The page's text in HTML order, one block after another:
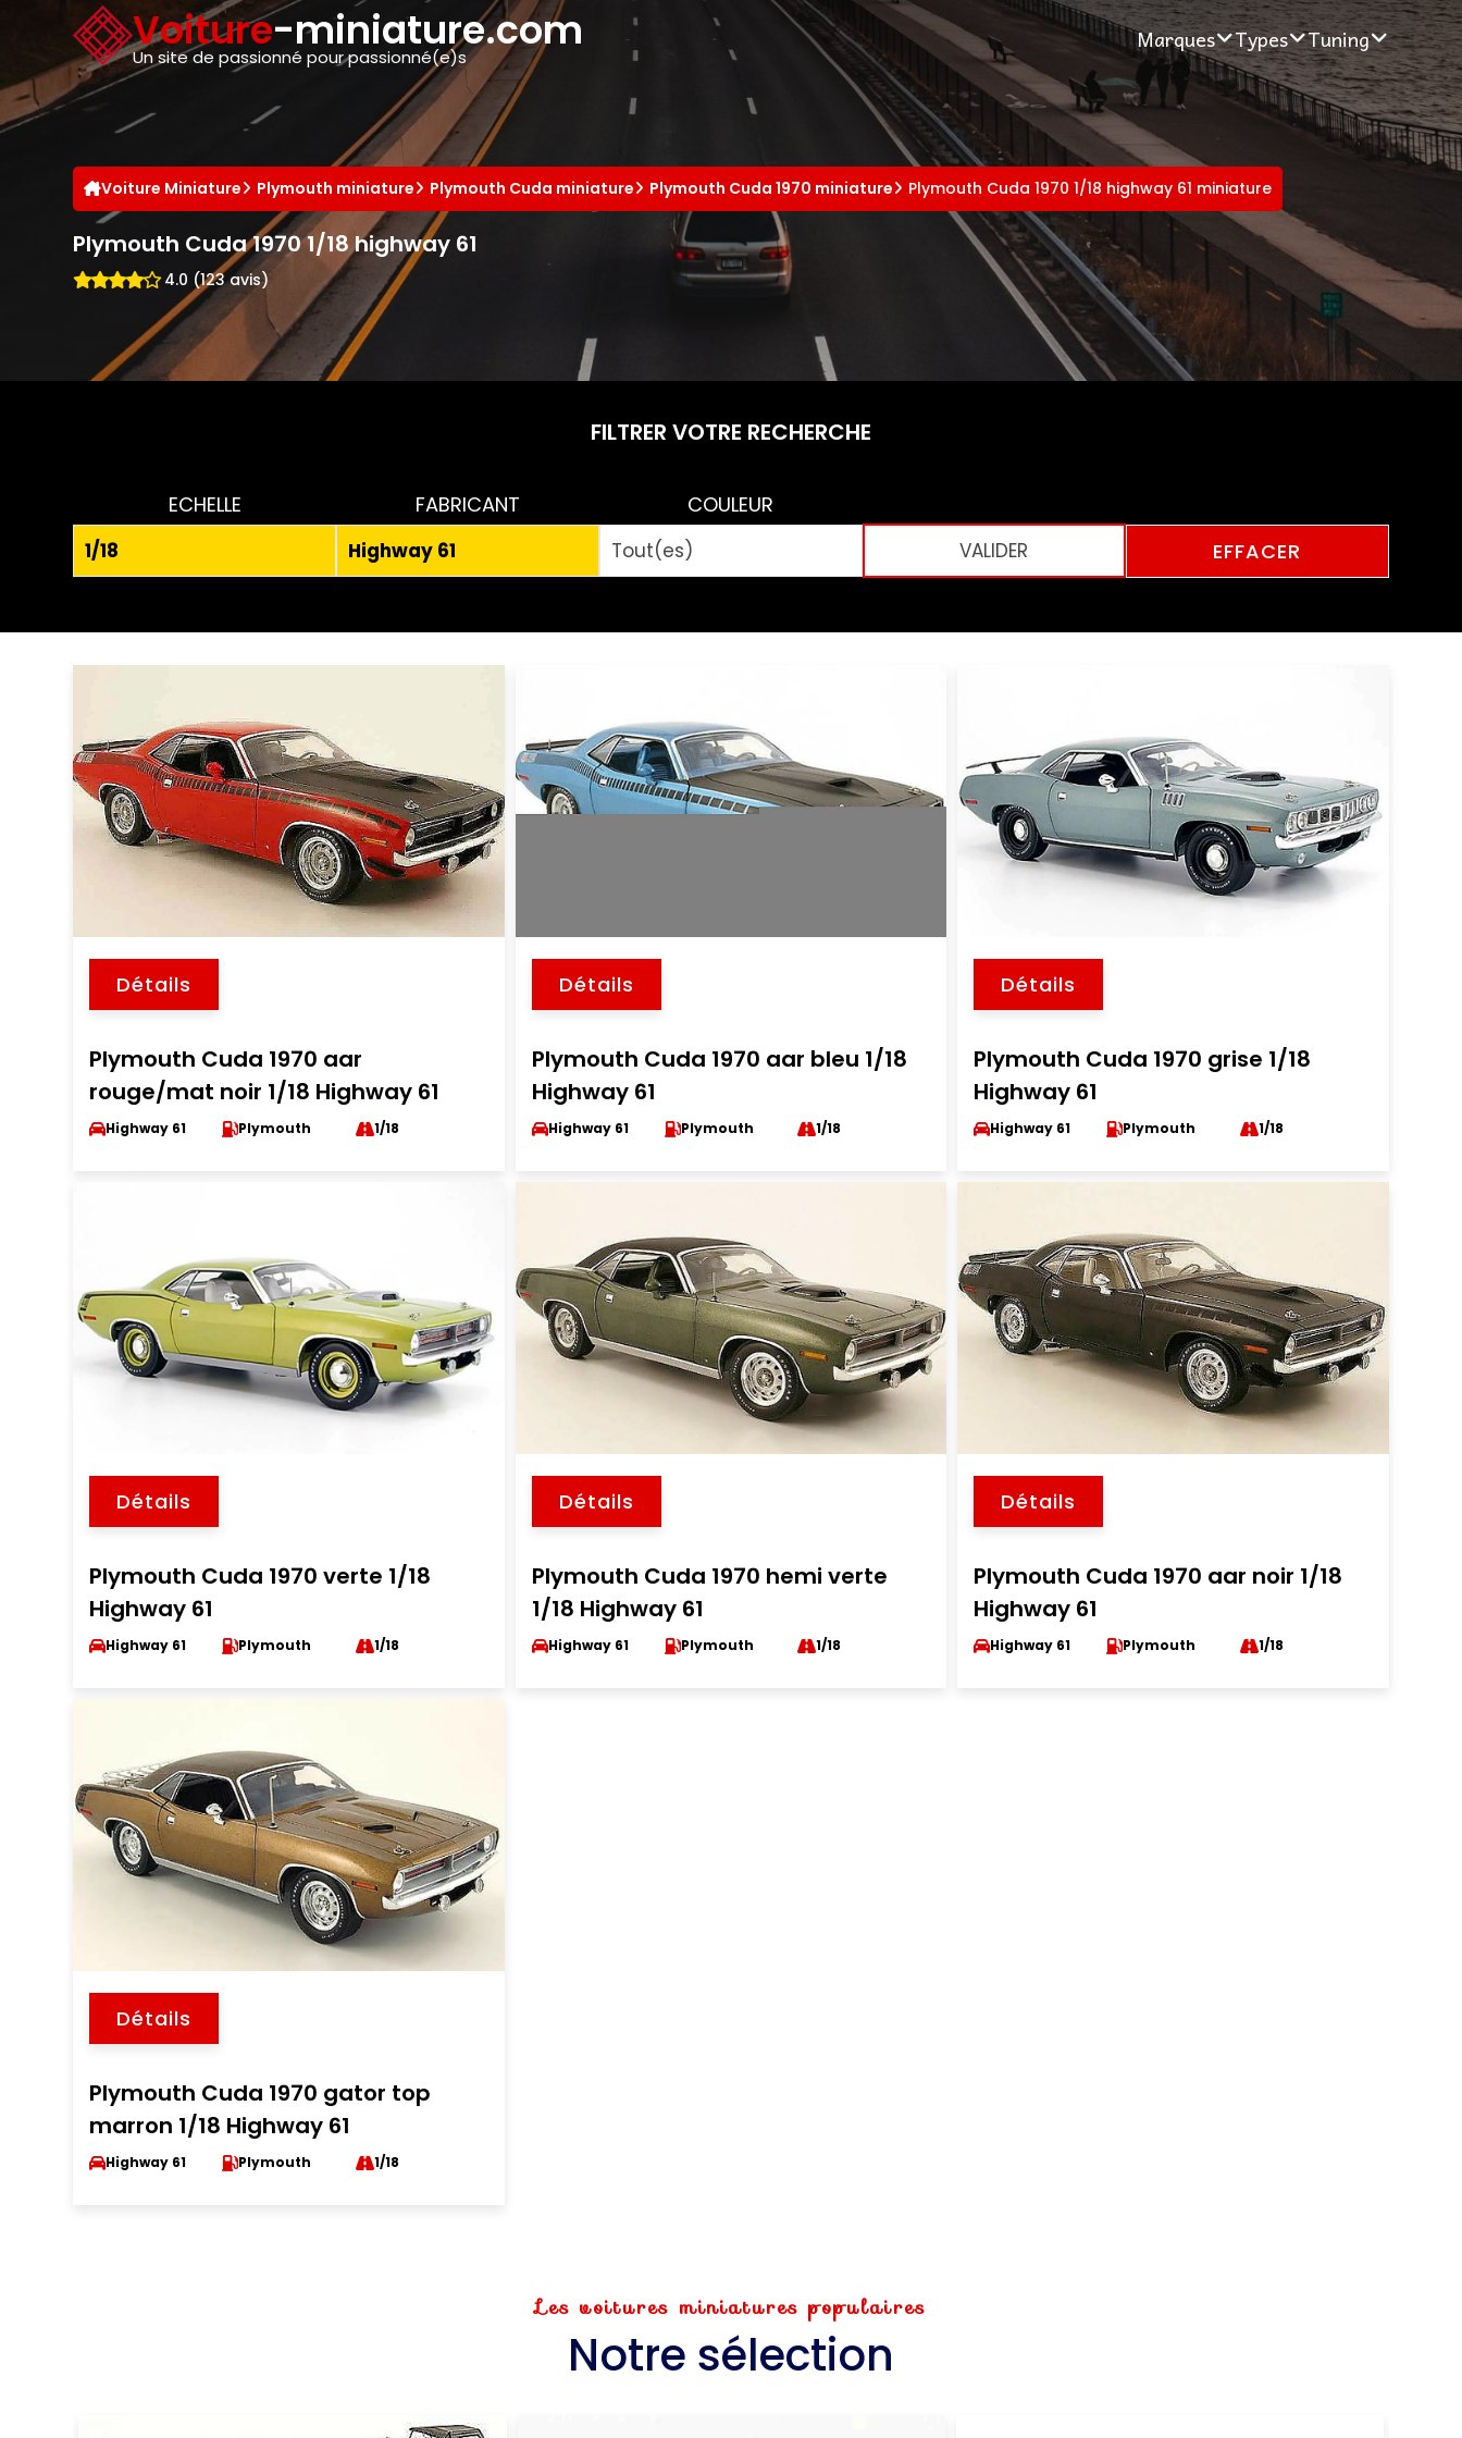
Voiture-miniature.com
Un site de passionné pour passionné(e)s
Marques Types Tuning
Voiture Miniature Plymouth miniature Plymouth Cuda miniature Plymouth Cuda 1970 miniature Plymouth Cuda 1970 1/18 highway 61 miniature
Plymouth Cuda 1970 1/18 highway 61
4.0 (123 avis)
FILTRER VOTRE RECHERCHE
ECHELLE FABRICANT
COULEUR
EFFACER
Détails
Plymouth Cuda 1970 aar
rouge/mat noir 1/18 Highway 61
Highway 61 Plymouth 1/18
Détails
Plymouth Cuda 1970 aar bleu 1/18
Highway 61
Highway 61 Plymouth 1/18
Détails
Plymouth Cuda 1970 grise 1/18
Highway 61
Highway 61 Plymouth 1/18
Détails
Plymouth Cuda 1970 verte 1/18
Highway 61
Highway 61 Plymouth 1/18
Détails
Plymouth Cuda 1970 hemi verte
1/18 Highway 61
Highway 61 Plymouth 1/18
Détails
Plymouth Cuda 1970 aar noir 1/18
Highway 61
Highway 61 Plymouth 1/18
Détails
Plymouth Cuda 1970 gator top
marron 1/18 Highway 61
Highway 61 Plymouth 1/18
Les voitures miniatures populaires
Notre sélection
Panneau de gestion des cookies